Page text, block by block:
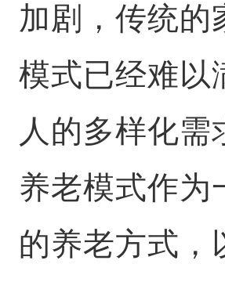
加剧，传统的
模式已经难以
人的多样化需
养老模式作为
的养老方式，